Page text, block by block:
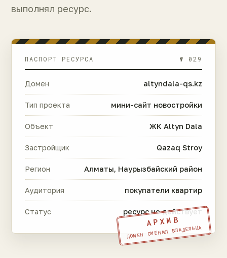
выполнял ресурс.
ПАСПОРТ РЕСУРСА № 029
Домен altyndala-qs.kz
Тип проекта мини-сайт новостройки
Объект ЖК Altyn Dala
Застройщик Qazaq Stroy
Регион Алматы, Наурызбайский район
Аудитория покупатели квартир
Статус ресурс не действует
АРХИВ
ДОМЕН СМЕНИЛ ВЛАДЕЛЬЦА